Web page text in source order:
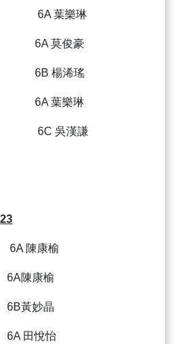
6A 葉樂琳
6A 莫俊豪
6B 楊浠瑤
6A 葉樂琳
獎 6C 吳漢謙
6A 陳康榆
陳康榆
黃妙晶
田悅怡